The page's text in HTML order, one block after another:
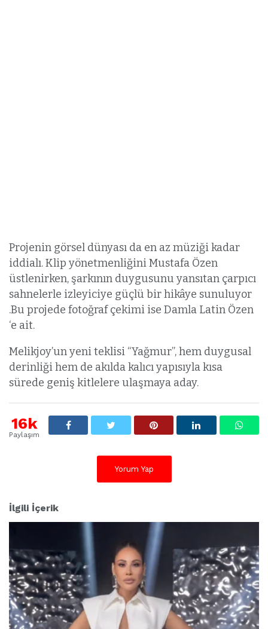
Projenin görsel dünyası da en az müziği kadar
iddialı. Klip yönetmenliğini Mustafa Özen
üstlenirken, şarkının duygusunu yansıtan çarpıcı
sahnelerle izleyiciye güçlü bir hikâye sunuluyor
.Bu projede fotoğraf çekimi ise Damla Latin Özen
‘e ait.
Melikjoy’un yeni teklisi “Yağmur”, hem duygusal
derinliği hem de akılda kalıcı yapısıyla kısa
sürede geniş kitlelere ulaşmaya aday.
16k
Paylaşım
Yorum Yap
İlgili İçerik